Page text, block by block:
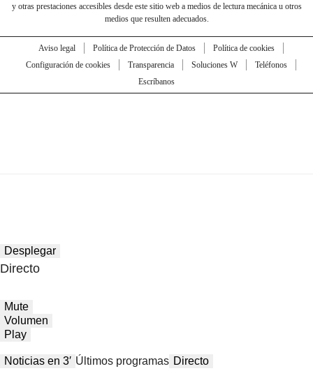
y otras prestaciones accesibles desde este sitio web a medios de lectura mecánica u otros
medios que resulten adecuados.
Aviso legal Política de Protección de Datos
Política de cookies
Configuración de cookies
Transparencia Soluciones W
Teléfonos
Escríbanos
Desplegar
Directo
Mute
Volumen
Play
Noticias en 3′ Últimos programas Directo